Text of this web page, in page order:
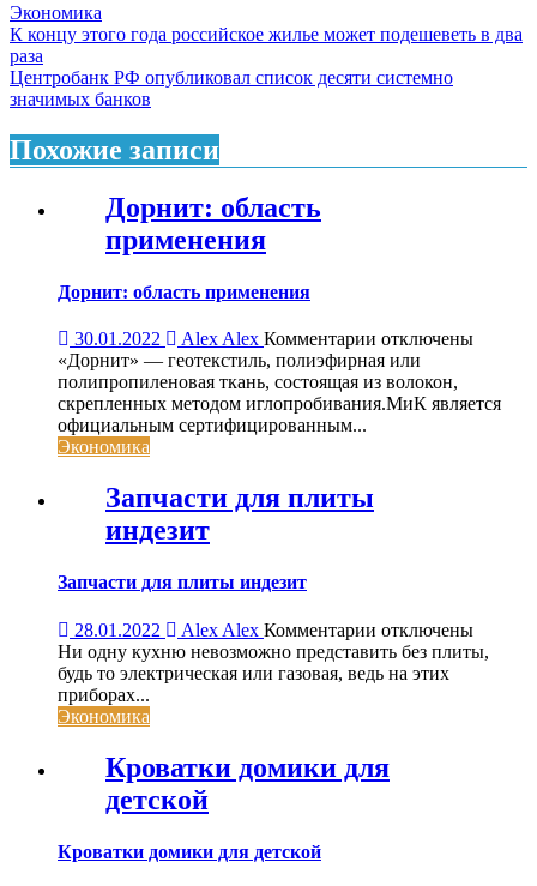
Экономика
Навигация
по
записям
К концу этого года российское жилье может подешеветь в два
раза
Центробанк РФ опубликовал список десяти системно
значимых банков
Похожие записи
Дорнит: область
применения
Дорнит: область применения
30.01.2022 Alex Alex Комментарии к
записи
Дорнит:
область
отключены
«Дорнит» — геотекстиль, полиэфирная или
полипропиленовая ткань, состоящая из волокон,
скрепленных методом иглопробивания.МиК является
официальным сертифицированным...
Экономика
Запчасти для плиты
индезит
Запчасти для плиты индезит
28.01.2022 Alex Alex Комментарии к
записи
Запчасти
отключены
Ни одну кухню невозможно представить без плиты,
будь то электрическая или газовая, ведь на этих
приборах...
Экономика
Кроватки домики для
детской
Кроватки домики для детской